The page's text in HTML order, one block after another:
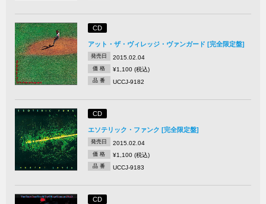
CD
アット・ザ・ヴィレッジ・ヴァンガード [完全限定盤]
発売日 2015.02.04
価 格 ¥1,100 (税込)
品 番 UCCJ-9182
CD
エソテリック・ファンク [完全限定盤]
発売日 2015.02.04
価 格 ¥1,100 (税込)
品 番 UCCJ-9183
CD